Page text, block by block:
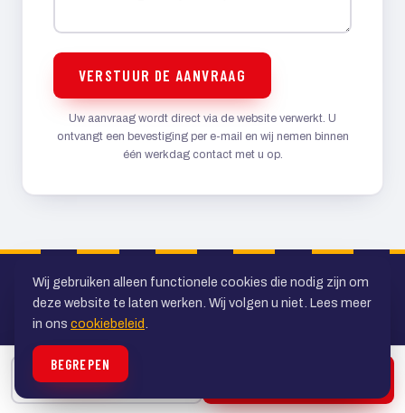
VERSTUUR DE AANVRAAG
Uw aanvraag wordt direct via de website verwerkt. U
ontvangt een bevestiging per e-mail en wij nemen binnen
één werkdag contact met u op.
Uw specialist in personenvervoer in de
regio Utrecht. Al ruim veertig jaar
Wij gebruiken alleen functionele cookies die nodig zijn om
deze website te laten werken. Wij volgen u niet. Lees meer
in ons cookiebeleid
BEGREPEN
BELLEN